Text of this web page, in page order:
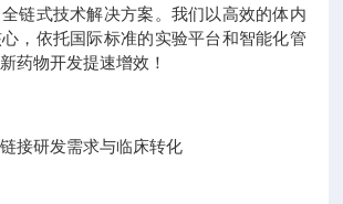
链式技术解决方案。我们以高效的体内
，依托国际标准的实验平台和智能化管
药物开发提速增效！
接研发需求与临床转化